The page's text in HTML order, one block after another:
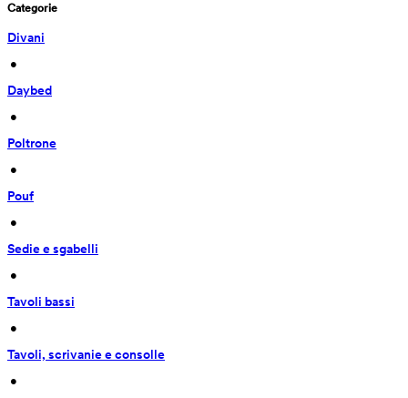
Categorie
Divani
•
Daybed
•
Poltrone
•
Pouf
•
Sedie e sgabelli
•
Tavoli bassi
•
Tavoli, scrivanie e consolle
•